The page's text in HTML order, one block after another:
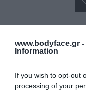
www.bodyface.gr -
Information
If you wish to opt-out
processing of your